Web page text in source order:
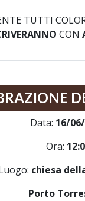
TUTTI
CON
Data: 16/
Ora:
chiesa
Porto